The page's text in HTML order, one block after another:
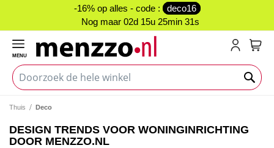
-16% op alles - code :
deco16
Nog maar 02d 15u 25min 31s
MENU
Thuis Deco
DESIGN TRENDS VOOR WONINGINRICHTING
DOOR MENZZO.NL